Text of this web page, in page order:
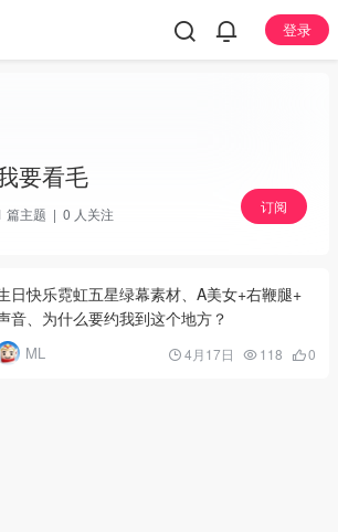
登录
要看毛
篇主题 | 0 人关注 订阅
日快乐霓虹五星绿幕素材、A美女+右鞭腿+
音、为什么要约我到这个地方？
ML 4月17日 118 0